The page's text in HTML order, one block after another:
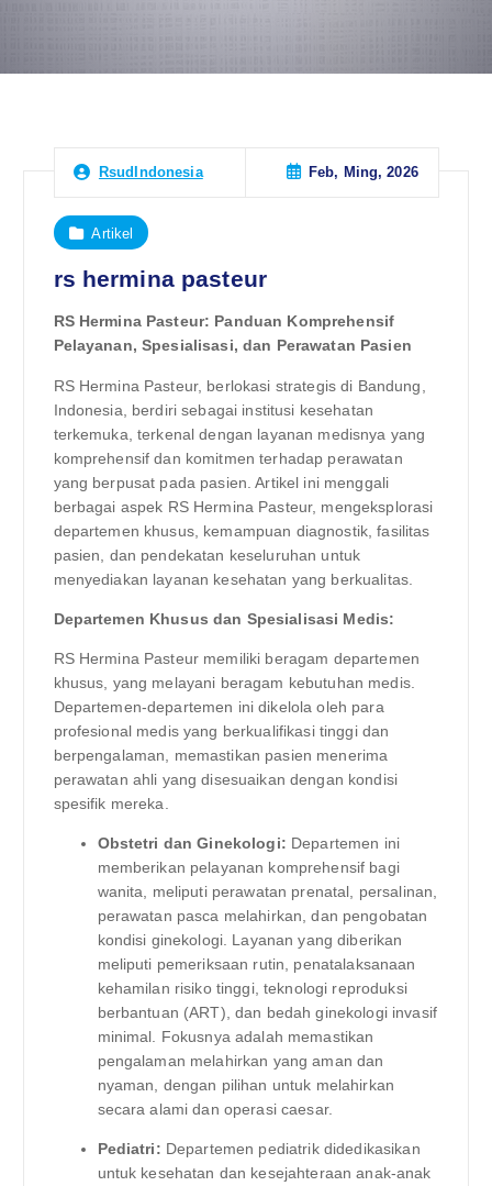
RsudIndonesia Feb, Ming, 2026
Artikel
rs hermina pasteur
RS Hermina Pasteur: Panduan Komprehensif
Pelayanan, Spesialisasi, dan Perawatan Pasien
RS Hermina Pasteur, berlokasi strategis di Bandung,
Indonesia, berdiri sebagai institusi kesehatan
terkemuka, terkenal dengan layanan medisnya yang
komprehensif dan komitmen terhadap perawatan
yang berpusat pada pasien. Artikel ini menggali
berbagai aspek RS Hermina Pasteur, mengeksplorasi
departemen khusus, kemampuan diagnostik, fasilitas
pasien, dan pendekatan keseluruhan untuk
menyediakan layanan kesehatan yang berkualitas.
Departemen Khusus dan Spesialisasi Medis:
RS Hermina Pasteur memiliki beragam departemen
khusus, yang melayani beragam kebutuhan medis.
Departemen-departemen ini dikelola oleh para
profesional medis yang berkualifikasi tinggi dan
berpengalaman, memastikan pasien menerima
perawatan ahli yang disesuaikan dengan kondisi
spesifik mereka.
Obstetri dan Ginekologi: Departemen ini
memberikan pelayanan komprehensif bagi
wanita, meliputi perawatan prenatal, persalinan,
perawatan pasca melahirkan, dan pengobatan
kondisi ginekologi. Layanan yang diberikan
meliputi pemeriksaan rutin, penatalaksanaan
kehamilan risiko tinggi, teknologi reproduksi
berbantuan (ART), dan bedah ginekologi invasif
minimal. Fokusnya adalah memastikan
pengalaman melahirkan yang aman dan
nyaman, dengan pilihan untuk melahirkan
secara alami dan operasi caesar.
Pediatri: Departemen pediatrik didedikasikan
untuk kesehatan dan kesejahteraan anak-anak